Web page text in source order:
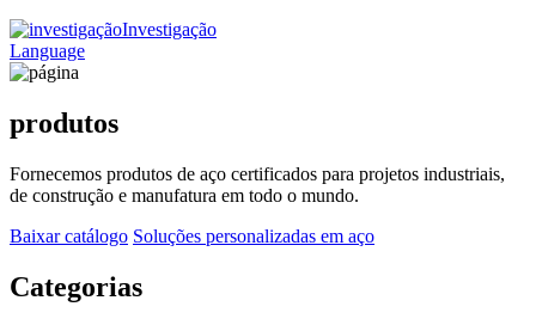
Investigação
Language
produtos
Fornecemos produtos de aço certificados para projetos industriais,
de construção e manufatura em todo o mundo.
Baixar catálogo Soluções personalizadas em aço
Categorias